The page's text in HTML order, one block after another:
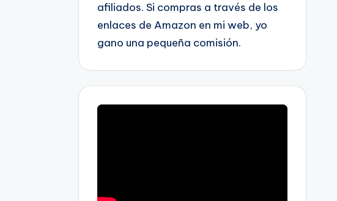
afiliados. Si compras a través de los
enlaces de Amazon en mi web, yo
gano una pequeña comisión.